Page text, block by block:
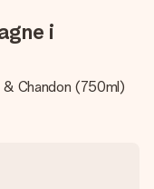
i
Chandon (750ml)